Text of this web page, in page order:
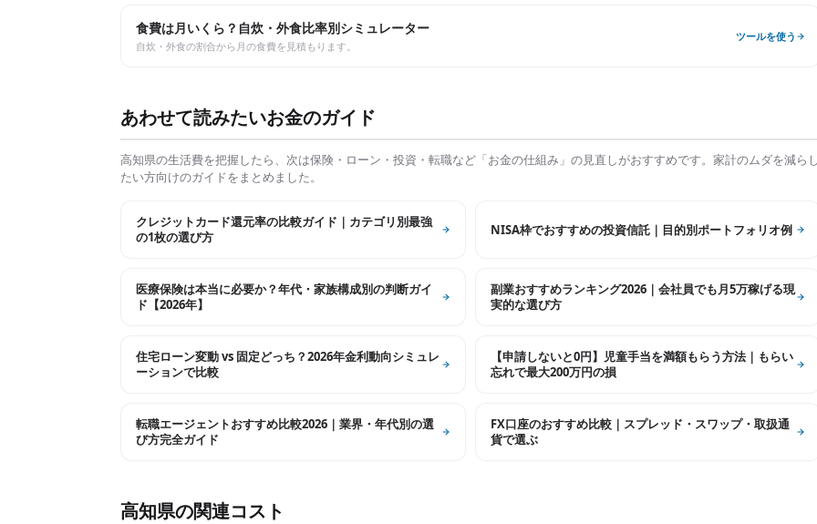
食費は月いくら？自炊・外食比率別シミュレーター
自炊・外食の割合から月の食費を見積もります。
ツールを使う
あわせて読みたいお金のガイド
高知県の生活費を把握したら、次は保険・ローン・投資・転職など「お金の仕組み」の見直しがおすすめです。家計のムダを減ら
たい方向けのガイドをまとめました。
クレジットカード還元率の比較ガイド｜カテゴリ別最強
の1枚の選び方
NISA枠でおすすめの投資信託｜目的別ポートフォリオ例
医療保険は本当に必要か？年代・家族構成別の判断ガイ
ド【2026年】
副業おすすめランキング2026｜会社員でも月5万稼げる現
実的な選び方
住宅ローン変動 vs 固定どっち？2026年金利動向シミュレ
ーションで比較
【申請しないと0円】児童手当を満額もらう方法｜もらい
忘れで最大200万円の損
転職エージェントおすすめ比較2026｜業界・年代別の選
び方完全ガイド
FX口座のおすすめ比較｜スプレッド・スワップ・取扱通
貨で選ぶ
高知県の関連コスト